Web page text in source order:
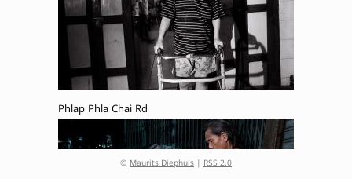
Phlap Phla Chai Rd
© Maurits Diephuis | RSS 2.0